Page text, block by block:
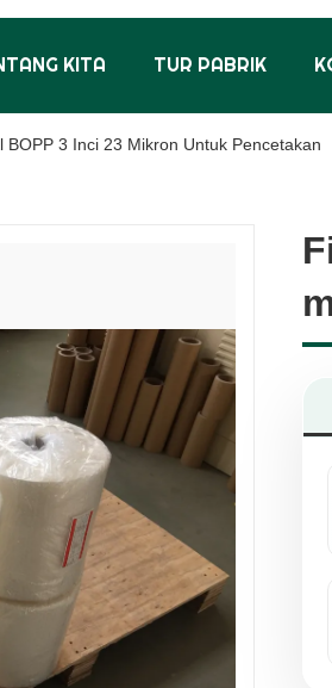
KITA TUR PABRIK
BOPP 3 Inci 23 Mikron Untuk Pencetakan